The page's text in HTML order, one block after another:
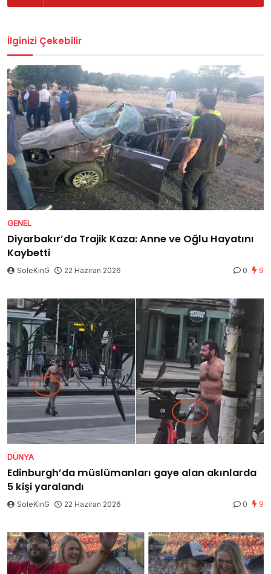
İlginizi Çekebilir
GENEL
Diyarbakır’da Trajik Kaza: Anne ve Oğlu Hayatını
Kaybetti
SoleKinG 22 Haziran 2026 0 9
DÜNYA
Edinburgh’da müslümanları gaye alan akınlarda
5 kişi yaralandı
SoleKinG 22 Haziran 2026 0 9